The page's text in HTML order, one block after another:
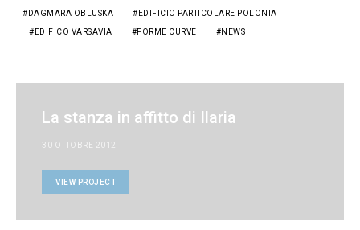
DAGMARA OBLUSKA EDIFICIO PARTICOLARE POLONIA
EDIFICO VARSAVIA FORME CURVE NEWS
La stanza in affitto di Ilaria
30 OTTOBRE 2012
VIEW PROJECT